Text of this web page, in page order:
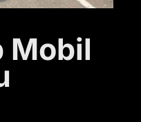
Mobil